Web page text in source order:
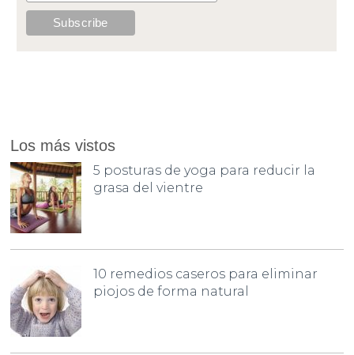
Los más vistos
5 posturas de yoga para reducir la
grasa del vientre
10 remedios caseros para eliminar
piojos de forma natural